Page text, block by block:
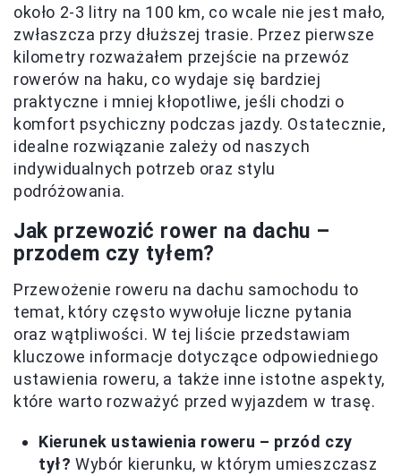
około 2-3 litry na 100 km, co wcale nie jest mało,
zwłaszcza przy dłuższej trasie. Przez pierwsze
kilometry rozważałem przejście na przewóz
rowerów na haku, co wydaje się bardziej
praktyczne i mniej kłopotliwe, jeśli chodzi o
komfort psychiczny podczas jazdy. Ostatecznie,
idealne rozwiązanie zależy od naszych
indywidualnych potrzeb oraz stylu
podróżowania.
Jak przewozić rower na dachu –
przodem czy tyłem?
Przewożenie roweru na dachu samochodu to
temat, który często wywołuje liczne pytania
oraz wątpliwości. W tej liście przedstawiam
kluczowe informacje dotyczące odpowiedniego
ustawienia roweru, a także inne istotne aspekty,
które warto rozważyć przed wyjazdem w trasę.
Kierunek ustawienia roweru – przód czy
tył? Wybór kierunku, w którym umieszczasz